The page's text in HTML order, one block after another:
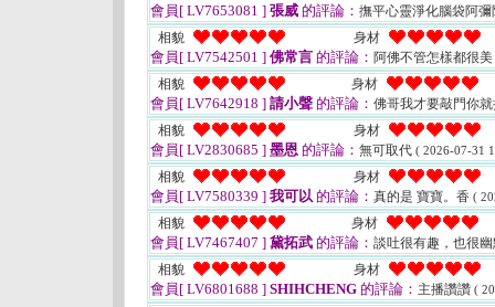
會員[ LV7653081 ] 張威 的評論： 撫平心靈淨化腦袋阿
相貌
身材
會員[ LV7542501 ] 佛常言 的評論： 阿佛不管怎樣都很美
相貌
身材
會員[ LV7642918 ] 請小聲 的評論： 佛哥我才要敲門你
相貌
身材
會員[ LV2830685 ] 墨恩 的評論： 無可取代 ( 2026-07-31
相貌 身材
會員[ LV7580339 ] 我可以 的評論： 真的是 寶寶。香 (
相貌 身材
會員[ LV7467407 ] 黛拓武 的評論： 談吐很有趣，也很
相貌
身材
會員[ LV6801688 ] SHIHCHENG 的評論： 主播讚讚 (